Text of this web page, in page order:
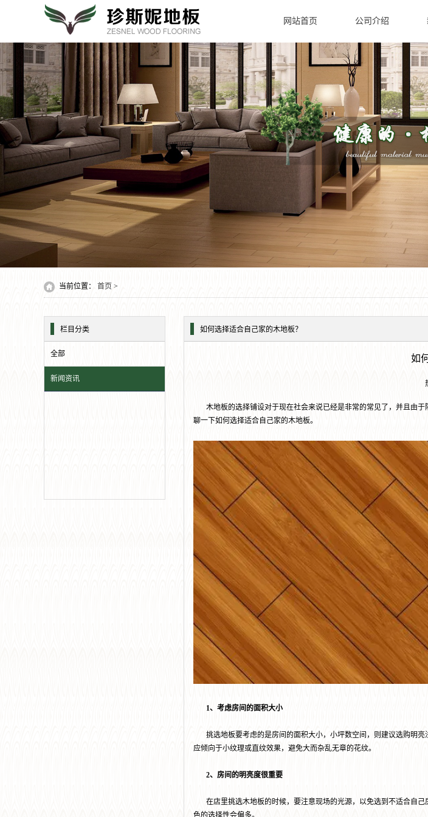
网站首页 公司介绍
当前位置： 首页 >
栏目分类
全部
新闻资讯
如何选择适合自己家的木地板？
如
木地板的选择铺设对于现在社会来说已经是非常的常见了，并且由于
聊一下如何选择适合自己家的木地板。
1、考虑房间的面积大小
挑选地板要考虑的是房间的面积大小，小坪数空间，则建议选购明亮
应倾向于小纹理或直纹效果，避免大而杂乱无章的花纹。
2、房间的明亮度很重要
在店里挑选木地板的时候，要注意现场的光源，以免选到不适合自己
色的选择性会偏多。